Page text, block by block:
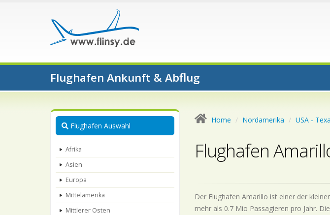
Flughafen Ankunft & Abflug
Flughafen Auswahl
Afrika
Asien
Europa
Mittelamerika
Mittlerer Osten
Home Nordamerika USA -
Flughafen
Der Flughafen Amarillo ist einer der
mehr als 0.7 Mio Passagieren pro Jahr.